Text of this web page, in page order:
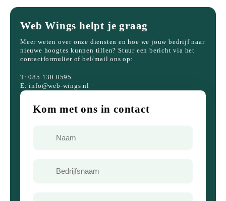
Kom met ons in contact
Web Wings helpt je graag
Meer weten over onze diensten en hoe we jouw bedrijf naar
nieuwe hoogtes kunnen tillen? Stuur een bericht via het
contactformulier of bel/mail ons op:
T: 085 130 0595
E: info@web-wings.nl